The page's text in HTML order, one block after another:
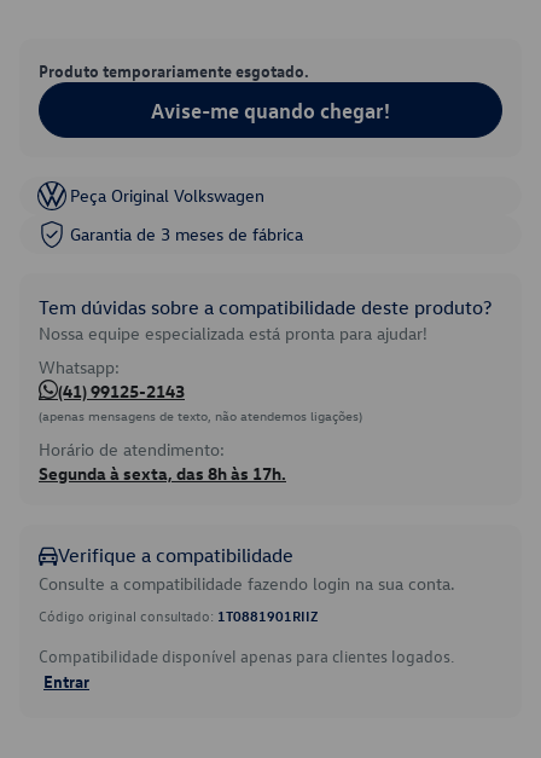
Produto temporariamente esgotado.
Avise-me quando chegar!
Peça Original Volkswagen
Garantia de 3 meses de fábrica
Tem dúvidas sobre a compatibilidade deste produto?
Nossa equipe especializada está pronta para ajudar!
Whatsapp:
(41) 99125-2143
(apenas mensagens de texto, não atendemos ligações)
Horário de atendimento:
Segunda à sexta, das 8h às 17h.
Verifique a compatibilidade
Consulte a compatibilidade fazendo login na sua conta.
Código original consultado: 1T0881901RIIZ
Compatibilidade disponível apenas para clientes logados.
Entrar